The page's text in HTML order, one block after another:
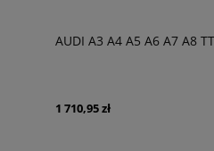
AUDI A3 A4 A5 A6 A7 A8
1 710,95 zł